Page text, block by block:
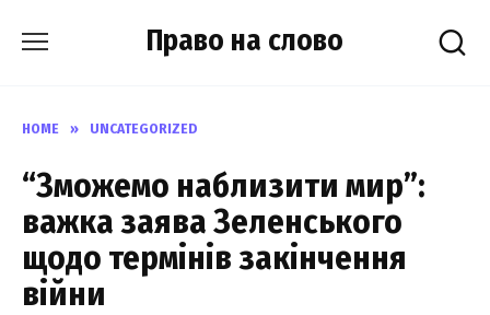
Право на слово
HOME » UNCATEGORIZED
“Зможемо наблизити мир”:
важка заява Зеленського
щодо термінів закінчення
війни